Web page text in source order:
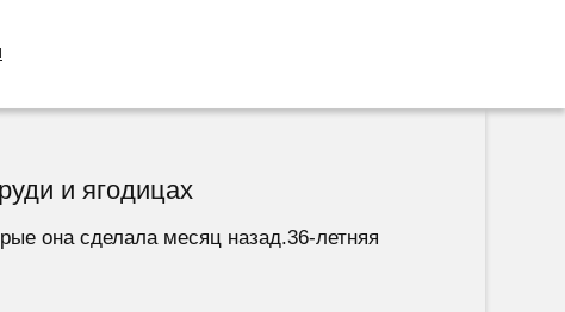
и ягодицах
она сделала месяц назад.36-летняя